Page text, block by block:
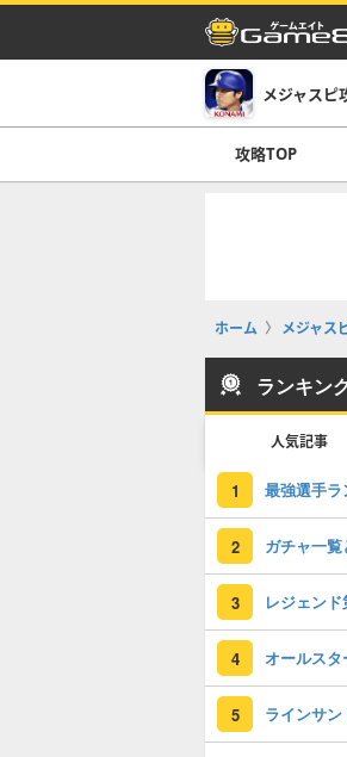
メジャスピ
攻略TOP
ホーム メジャス
ランキン
人気記事
1 最強選手
2 ガチャ一
3 レジェン
4
5